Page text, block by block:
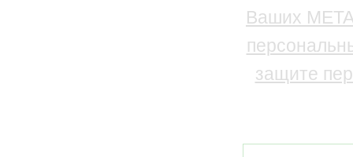
Ваших
защите